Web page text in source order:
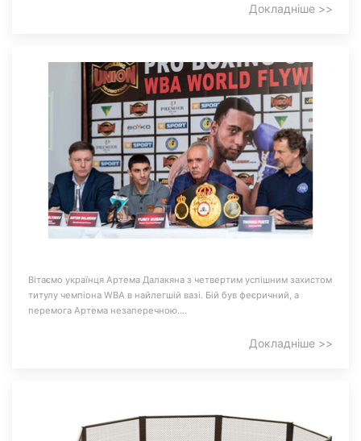
Докладніше >>
Вітаємо українця Артема Далакяна з четвертим успішним захистом
титулу чемпіона WBA в найлегшій вазі. Бій був феєричний, а
перемога Артема незаперечною.…
Докладніше >>